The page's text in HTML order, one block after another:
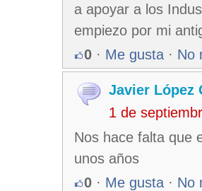
a apoyar a los
empiezo por mi
0 · Me gusta · No
Javier López
1 de
Nos hace falta que
unos años
0 · Me gusta · No